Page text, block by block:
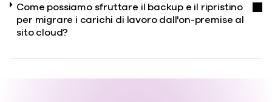
Come possiamo sfruttare il backup e il ripristino
per migrare i carichi di lavoro dall'on-premise al
sito cloud?